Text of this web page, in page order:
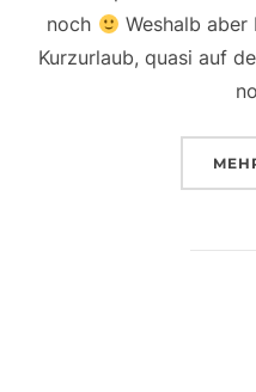
noch
Weshalb
Kurzurlaub, quasi auf